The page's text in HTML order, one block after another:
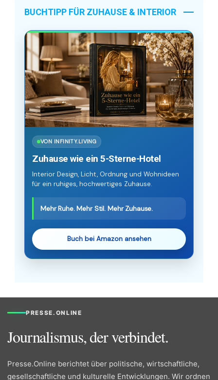
BUCHTIPP FÜR ZUHAUSE & INTERIOR
VON INFINITY.LIVING
Zuhause wie ein 5-Sterne-Hotel
Interior Design, Licht, Ordnung und Wohnideen
für ein ruhiges, hochwertiges Zuhause.
Mehr Ruhe. Mehr Stil. Mehr Zuhause.
Buch bei Amazon ansehen
PRESSE.ONLINE
Journalismus, der verbindet.
Presse.Online berichtet über politische, wirtschaftliche,
gesellschaftliche und kulturelle Entwicklungen. Wir ordnen